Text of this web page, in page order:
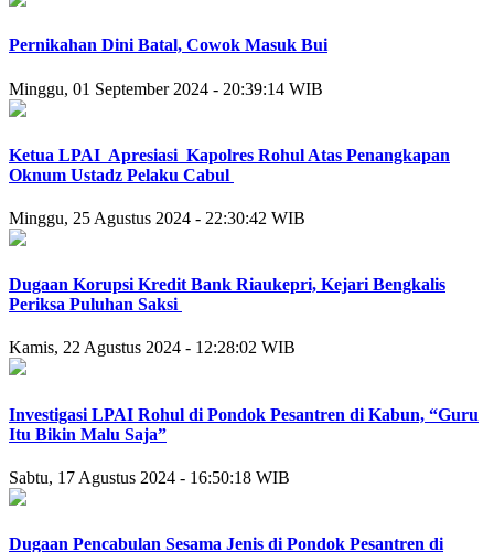
Pernikahan Dini Batal, Cowok Masuk Bui
Minggu, 01 September 2024 - 20:39:14 WIB
Ketua LPAI Apresiasi Kapolres Rohul Atas Penangkapan
Oknum Ustadz Pelaku Cabul
Minggu, 25 Agustus 2024 - 22:30:42 WIB
Dugaan Korupsi Kredit Bank Riaukepri, Kejari Bengkalis
Periksa Puluhan Saksi
Kamis, 22 Agustus 2024 - 12:28:02 WIB
Investigasi LPAI Rohul di Pondok Pesantren di Kabun, “Guru
Itu Bikin Malu Saja”
Sabtu, 17 Agustus 2024 - 16:50:18 WIB
Dugaan Pencabulan Sesama Jenis di Pondok Pesantren di